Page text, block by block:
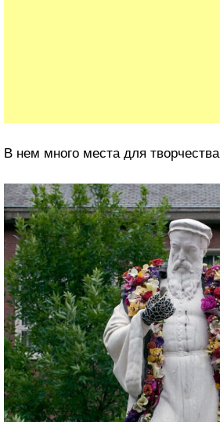
В нем много места для творчества